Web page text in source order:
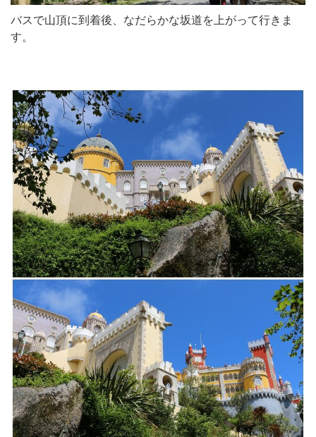
バスで山頂に到着後、なだらかな坂道を上がって行きま
す。